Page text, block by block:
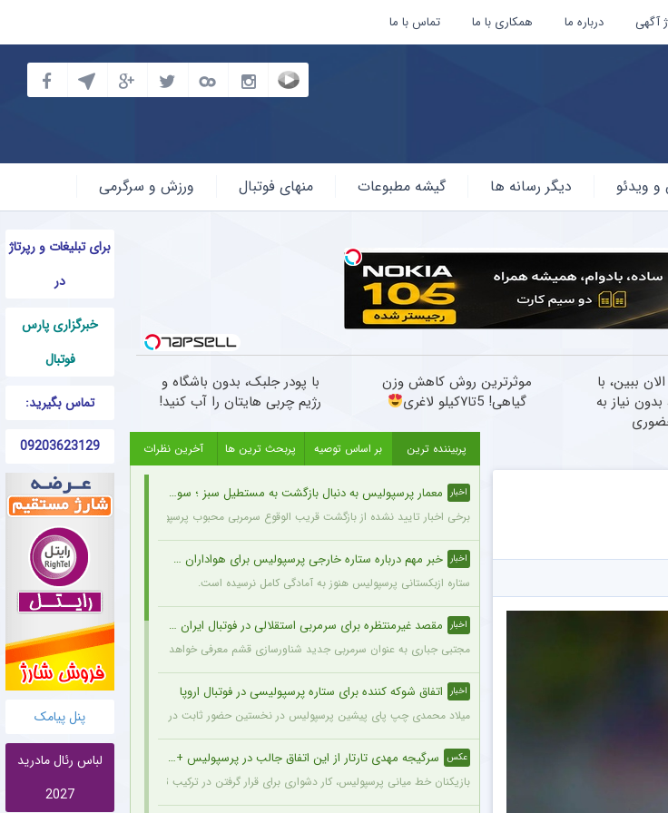
آگهی درباره ما همکاری با ما تماس با ما
ویدئو دیگر رسانه ها گیشه مطبوعات منهای فوتبال ورزش و سرگرمی
برای تبلیغات و رپرتاژ
در
خبرگزاری پارس
فوتبال
تماس بگیرید:
09203623129
پنل پیامک
لباس رئال مادرید
2027
ببین، با
نیاز به
موثرترین روش کاهش وزن
گیاهی! 5تا۷کیلو لاغری
با پودر جلبک، بدون باشگاه و
رژیم چربی هایتان را آب کنید!
پربیننده ترین بر اساس توصیه پربحث ترین ها آخرین نظرات
اخبار معمار پرسپولیس به دنبال بازگشت به مستطیل سبز ؛ سورپرایز بزرگ در راه است ؟ + جزئیات
برخی اخبار تایید نشده از بازگشت قریب الوقوع سرمربی محبوب پرسپولیسی‌ها به دنیای فوتبال خبر می‌دهد.
اخبار خبر مهم درباره ستاره خارجی پرسپولیس برای هواداران + جزئیات
ستاره ازبکستانی پرسپولیس هنوز به آمادگی کامل نرسیده است.
اخبار مقصد غیرمنتظره برای سرمربی استقلالی در فوتبال ایران + جزئیات
مجتبی جباری به عنوان سرمربی جدید شناورسازی قشم معرفی خواهد شد.
اخبار اتفاق شوکه کننده برای ستاره پرسپولیسی در فوتبال اروپا
میلاد محمدی چپ‌ پای پیشین پرسپولیس در نخستین حضور ثابت در ترکیب بوراتس بانیا لوکا اتفاق شوکه
عکس سرگیجه مهدی تارتار از این اتفاق جالب در پرسپولیس + عکس
بازیکنان خط میانی پرسپولیس، کار دشواری برای قرار گرفتن در ترکیب ثابت این تیم خواهند داشت.